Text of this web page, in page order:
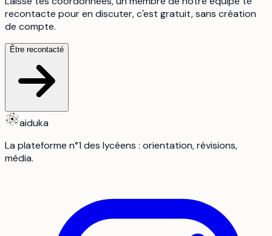
recontacte pour en discuter, c'est gratuit, sans création
de compte.
Être recontacté
aiduka
La plateforme n°1 des lycéens : orientation, révisions,
média.